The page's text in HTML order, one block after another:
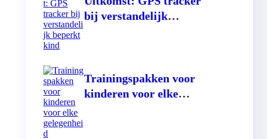
bij verstandelijk
Trainingspakken voor
kinderen voor elke